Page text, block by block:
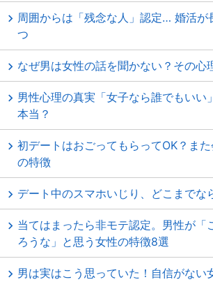
周囲からは「残念な人」認定… 婚活が
つ
なぜ男は女性の話を聞かない？その心
男性心理の真実「女子なら誰でもいい
本当？
初デートはおごってもらってOK？ま
の特徴
デート中のスマホいじり、どこまでな
当てはまったら非モテ認定。男性が「
ろうな」と思う女性の特徴8選
男は実はこう思っていた！自信がない